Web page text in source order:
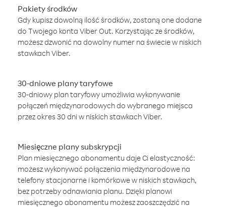
Pakiety środków
Gdy kupisz dowolną ilość środków, zostaną one dodane
do Twojego konta Viber Out. Korzystając ze środków,
możesz dzwonić na dowolny numer na świecie w niskich
stawkach Viber.
30-dniowe plany taryfowe
30-dniowy plan taryfowy umożliwia wykonywanie
połączeń międzynarodowych do wybranego miejsca
przez okres 30 dni w niskich stawkach Viber.
Miesięczne plany subskrypcji
Plan miesięcznego abonamentu daje Ci elastyczność:
możesz wykonywać połączenia międzynarodowe na
telefony stacjonarne i komórkowe w niskich stawkach,
bez potrzeby odnawiania planu. Dzięki planowi
miesięcznego abonamentu możesz zaoszczędzić na